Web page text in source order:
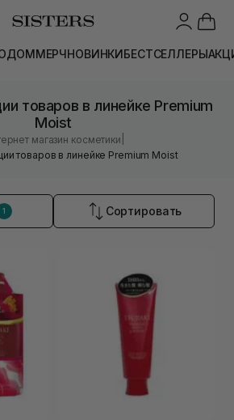
ДОММЕРЧНОВИНКИБЕСТСЕЛЛЕРЫ
товаров в линейке Premium
Moist
магазин косметики
товаров в линейке Premium Moist
1 Сортировать